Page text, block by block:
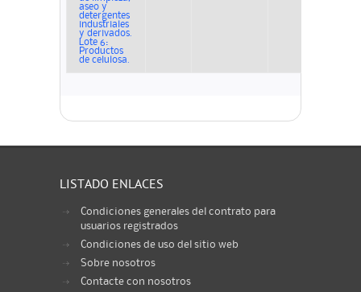
aseo y
detergentes
industriales
y derivados.
Lote 6:
Productos
de celulosa.
LISTADO ENLACES
Condiciones generales del contrato para
usuarios registrados
Condiciones de uso del sitio web
Sobre nosotros
Contacte con nosotros